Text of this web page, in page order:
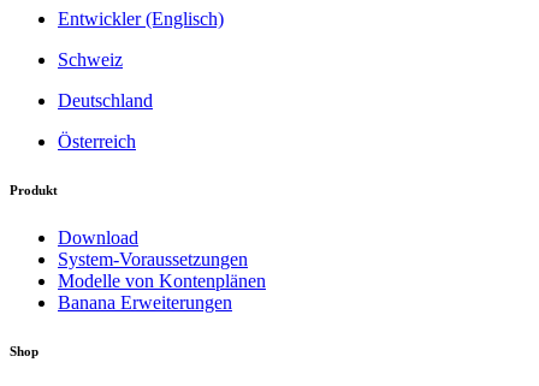
Entwickler (Englisch)
Schweiz
Deutschland
Österreich
Produkt
Download
System-Voraussetzungen
Modelle von Kontenplänen
Banana Erweiterungen
Shop